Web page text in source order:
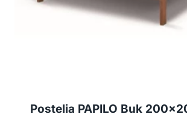
Postelia PAPILO Buk